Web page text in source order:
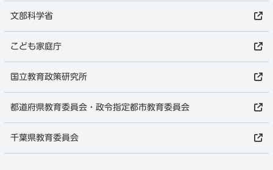
文部科学省
こども家庭庁
国立教育政策研究所
都道府県教育委員会・政令指定都市教育委員会
千葉県教育委員会